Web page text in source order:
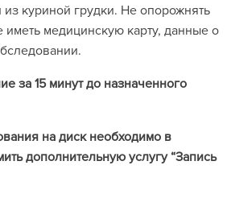
куриной грудки. Не опорожнять
медицинскую карту, данные о
обследовании.
за 15 минут до назначенного
на диск необходимо в
дополнительную услугу “Запись